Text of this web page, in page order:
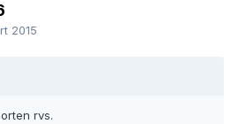
2015
rvs.